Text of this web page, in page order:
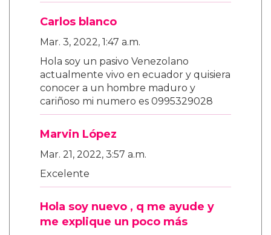
Carlos blanco
Mar. 3, 2022, 1:47 a.m.
Hola soy un pasivo Venezolano
actualmente vivo en ecuador y quisiera
conocer a un hombre maduro y
cariñoso mi numero es 0995329028
Marvin López
Mar. 21, 2022, 3:57 a.m.
Excelente
Hola soy nuevo , q me ayude y
me explique un poco más